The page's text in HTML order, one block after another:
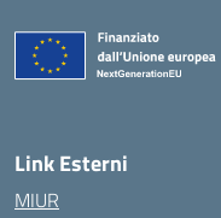
Link Esterni
MIUR